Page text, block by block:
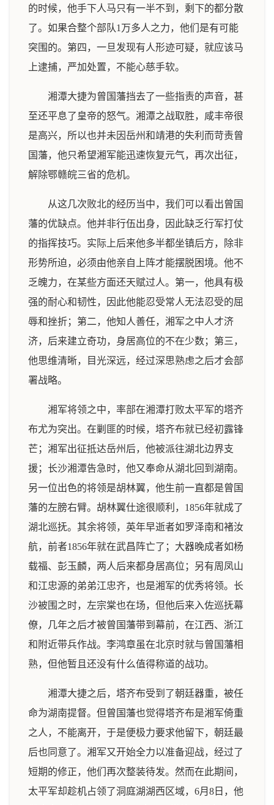
的时候，他手下人马只有一半不到，剩下的都分散
了。如果合整个部队1万多人之力，他们是有可能
突围的。第四，一旦发现有人形迹可疑，就应该马
上逮捕，严加处置，不能心慈手软。
湘潭大捷为曾国藩挡去了一些指责的声音，甚
至还平息了皇帝的怒气。湘潭之战取胜，咸丰帝很
是高兴，所以也并未因岳州和靖港的失利而苛责曾
国藩，他只希望湘军能迅速恢复元气，再次出征，
解除鄂赣皖三省的危机。
从这几次败北的经历当中，我们可以看出曾国
藩的优缺点。他并非行伍出身，因此缺乏行军打仗
的指挥技巧。实际上后来他多半都坐镇后方，除非
形势所迫，必须由他亲自上阵才能摆脱困境。他不
乏魄力，在某些方面还天赋过人。第一，他具有极
强的耐心和韧性，因此他能忍受常人无法忍受的屈
辱和挫折；第二，他知人善任，湘军之中人才济
济，后来建立奇功，身居高位的不在少数；第三，
他思维清晰，目光深远，经过深思熟虑之后才会部
署战略。
湘军将领之中，率部在湘潭打败太平军的塔齐
布尤为突出。在剿匪的时候，塔齐布就已经初露锋
芒；湘军出征抵达岳州后，他被派往湖北边界支
援；长沙湘潭告急时，他又奉命从湖北回到湖南。
另一位出色的将领是胡林翼，他生前一直都是曾国
藩的左膀右臂。胡林翼仕途很顺利，1856年就成了
湖北巡抚。其余将领，英年早逝者如罗泽南和褚汝
航，前者1856年就在武昌阵亡了；大器晚成者如杨
载福、彭玉麟，两人后来都身居高位；另有周凤山
和江忠源的弟弟江忠齐，也是湘军的优秀将领。长
沙被围之时，左宗棠也在场，但他后来入佐巡抚幕
僚，几年之后才被曾国藩带到幕前，在江西、浙江
和附近带兵作战。李鸿章虽在北京时就与曾国藩相
熟，但他暂且还没有什么值得称道的战功。
湘潭大捷之后，塔齐布受到了朝廷器重，被任
命为湖南提督。但曾国藩也觉得塔齐布是湘军倚重
之人，不能离开，于是便极力要求他留下，朝廷最
后也同意了。湘军又开始全力以准备迎战，经过了
短期的修正，他们再次整装待发。然而在此期间，
太平军却趁机占领了洞庭湖湖西区域，6月8日，他